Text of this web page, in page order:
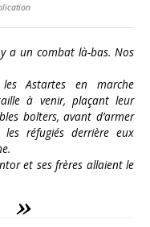
a un combat là-bas. Nos
Astartes en marche
à venir, plaçant leur
bolters, avant d’armer
les réfugiés derrière eux
et ses frères allaient le